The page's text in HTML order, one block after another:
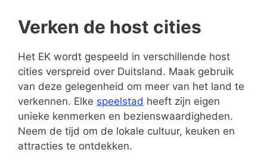
Verken de host cities
Het EK wordt gespeeld in verschillende host
cities verspreid over Duitsland. Maak gebruik
van deze gelegenheid om meer van het land te
verkennen. Elke speelstad heeft zijn eigen
unieke kenmerken en bezienswaardigheden.
Neem de tijd om de lokale cultuur, keuken en
attracties te ontdekken.